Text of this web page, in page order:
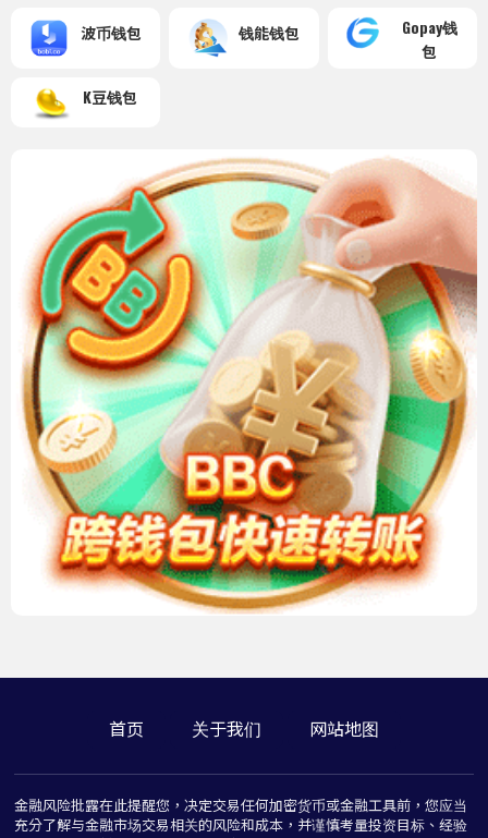
波币钱包 钱能钱包
Gopay钱
包
K豆钱包
首页 关于我们 网站地图
金融风险批露在此提醒您，决定交易任何加密货币或金融工具前，您应当
充分了解与金融市场交易相关的风险和成本，并谨慎考量投资目标、经验